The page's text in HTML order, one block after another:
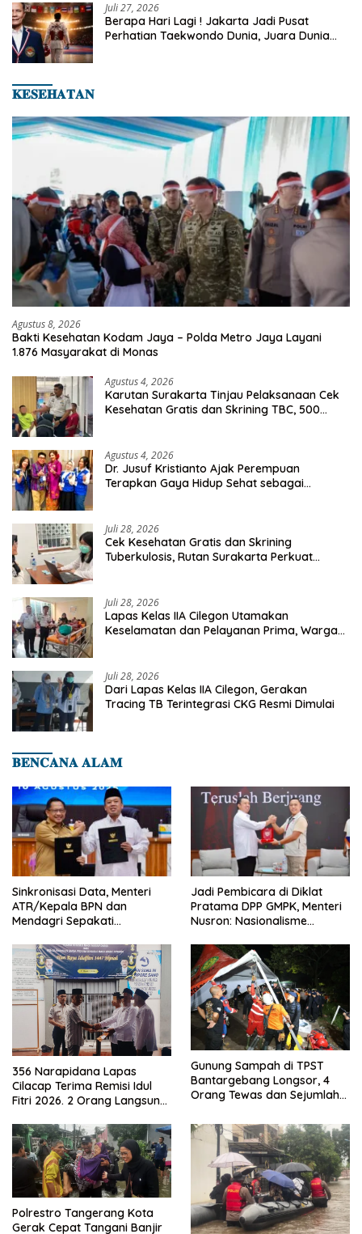
Juli 27, 2026
Berapa Hari Lagi ! Jakarta Jadi Pusat
Perhatian Taekwondo Dunia, Juara Dunia
𝐊𝐄𝐒𝐄𝐇𝐀𝐓𝐀𝐍
Agustus 8, 2026
Bakti Kesehatan Kodam Jaya – Polda Metro Jaya Layani
1.876 Masyarakat di Monas
Agustus 4, 2026
Karutan Surakarta Tinjau Pelaksanaan Cek
Kesehatan Gratis dan Skrining TBC, 500
Agustus 4, 2026
Dr. Jusuf Kristianto Ajak Perempuan
Terapkan Gaya Hidup Sehat sebagai
Juli 28, 2026
Cek Kesehatan Gratis dan Skrining
Tuberkulosis, Rutan Surakarta Perkuat
Juli 28, 2026
Lapas Kelas IIA Cilegon Utamakan
Keselamatan dan Pelayanan Prima, Warga
Juli 28, 2026
Dari Lapas Kelas IIA Cilegon, Gerakan
Tracing TB Terintegrasi CKG Resmi Dimulai
𝐁𝐄𝐍𝐂𝐀𝐍𝐀 𝐀𝐋𝐀𝐌
Sinkronisasi Data, Menteri
ATR/Kepala BPN dan
Mendagri Sepakati
Jadi Pembicara di Diklat
Pratama DPP GMPK, Menteri
Nusron: Nasionalisme
Kuat
356 Narapidana Lapas
Cilacap Terima Remisi Idul
Fitri 2026. 2 Orang Langsung
Gunung Sampah di TPST
Bantargebang Longsor, 4
Orang Tewas dan Sejumlah
Polrestro Tangerang Kota
Gerak Cepat Tangani Banjir